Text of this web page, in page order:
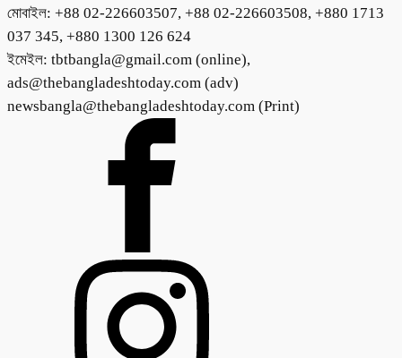
মোবাইল: +88 02-226603507, +88 02-226603508, +880 1713
037 345, +880 1300 126 624
ইমেইল: tbtbangla@gmail.com (online),
ads@thebangladeshtoday.com (adv)
newsbangla@thebangladeshtoday.com (Print)